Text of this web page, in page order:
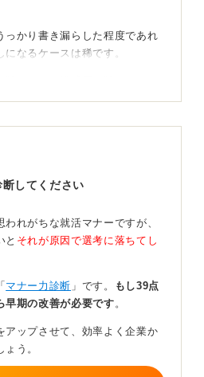
っかり書き漏らした程度であれ
なるケースは稀です。
人事担当者からの確認が入っ
が下がるより、後から発覚す
的に危険です。
に安全だと言えますので、事実
させる努力を尽くしてくださ
してください
われがちな就活マナーですが、
と それが原因で選考に落ちてし
マナー力診断 」です。
もし39点
早期の改善が必要です 。
アップさせて、効率よく企業か
う。